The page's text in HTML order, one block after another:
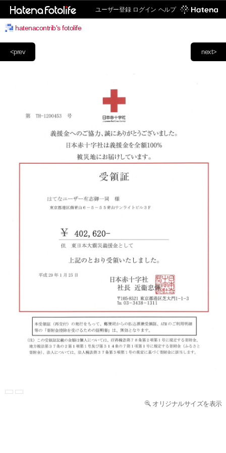
ユーザー登録 ログイン ヘルプ
hatenacontrib's fotolife
next>
<prev
オリジナルサイズを表示